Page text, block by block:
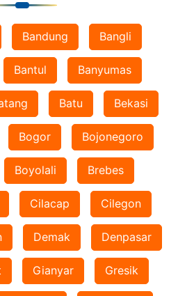
Bandung Bangli
Bantul Banyumas
Batu Bekasi
Bogor Bojonegoro
Boyolali Brebes
Cilacap Cilegon
Demak Denpasar
Gianyar Gresik